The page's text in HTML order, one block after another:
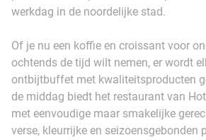
werkdag in de noordelijke stad.
Of je nu een koffie en croissant voor
ochtends de tijd wilt nemen, er wordt
ontbijtbuffet met kwaliteitsproducten
de middag biedt het restaurant van
met eenvoudige maar smakelijke
verse, kleurrijke en seizoensgebonden